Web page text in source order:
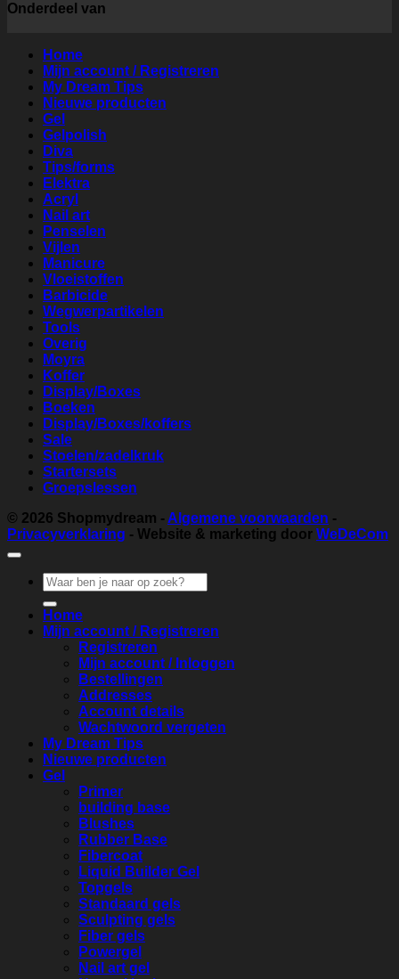
Onderdeel van
Home
Mijn account / Registreren
My Dream Tips
Nieuwe producten
Gel
Gelpolish
Diva
Tips/forms
Elektra
Acryl
Nail art
Penselen
Vijlen
Manicure
Vloeistoffen
Barbicide
Wegwerpartikelen
Tools
Overig
Moyra
Koffer
Display/Boxes
Boeken
Display/Boxes/koffers
Sale
Stoelen/zadelkruk
Startersets
Groepslessen
© 2026 Shopmydream - Algemene voorwaarden -
Privacyverklaring - Website & marketing door WeDeCom
Zoeken
naar:
Home
Mijn account / Registreren
Registreren
Mijn account / Inloggen
Bestellingen
Addresses
Account details
Wachtwoord vergeten
My Dream Tips
Nieuwe producten
Gel
Primer
building base
Blushes
Rubber Base
Fibercoat
Liquid Builder Gel
Topgels
Standaard gels
Sculpting gels
Fiber gels
Powergel
Nail art gel